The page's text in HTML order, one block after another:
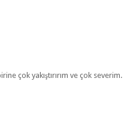
çok yakıştırırım ve çok